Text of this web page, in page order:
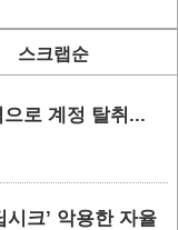
스크랩순
로 계정 탈취...
크’ 악용한 자율